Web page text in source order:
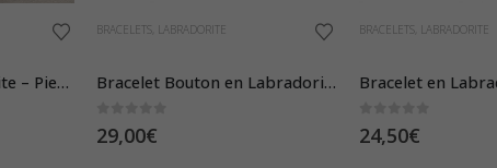
Bracelet en Labradorite – Pierres Boules
BRACELETS LABRADORITE
Bracelet Bouton en Labradorite
29,00€
BRACELETS LABRADORITE
24,50€